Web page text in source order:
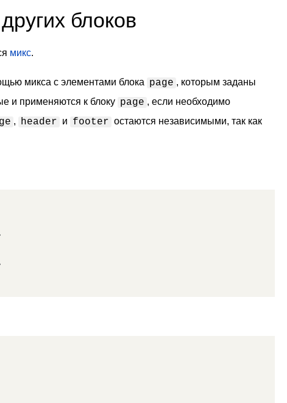
блоков
микс.
микса с элементами блока page , которым заданы
и применяются к блоку page , если необходимо
, header и footer остаются независимыми, так как